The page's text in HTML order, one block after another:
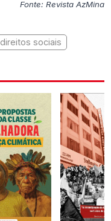
Fonte: Revista AzMina
direitos sociais